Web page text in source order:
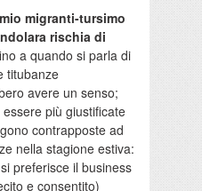
migranti-tursimo
rischia di
a quando si parla di
titubanze
avere un senso;
più giustificate
contrapposte ad
nella stagione estiva:
preferisce il business
e consentito)